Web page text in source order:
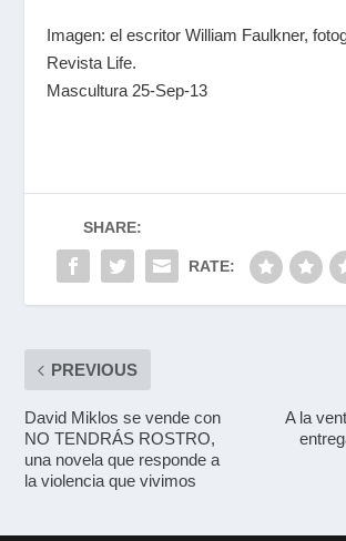
Imagen: el escritor William Faulkner,
Revista Life.
Mascultura 25-Sep-13
SHARE:
RATE:
PREVIOUS
David Miklos se vende con
NO TENDRÁS ROSTRO,
una novela que responde a
la violencia que vivimos
A la